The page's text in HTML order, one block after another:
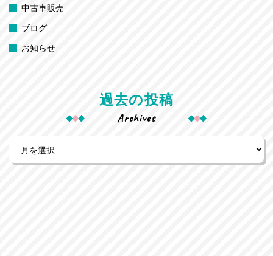
中古車販売
ブログ
お知らせ
過去の投稿
Archives